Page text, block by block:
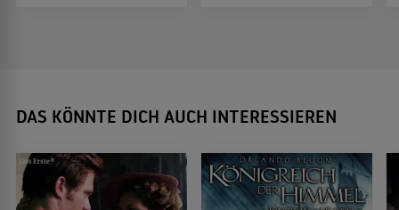
DAS KÖNNTE DICH AUCH INTERESSIEREN